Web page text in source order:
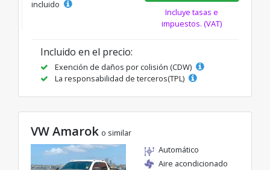
incluido
Incluye tasas e
impuestos. (VAT)
Incluido en el precio:
Exención de daños por colisión (CDW)
La responsabilidad de terceros(TPL)
VW Amarok o similar
Automático
Aire acondicionado